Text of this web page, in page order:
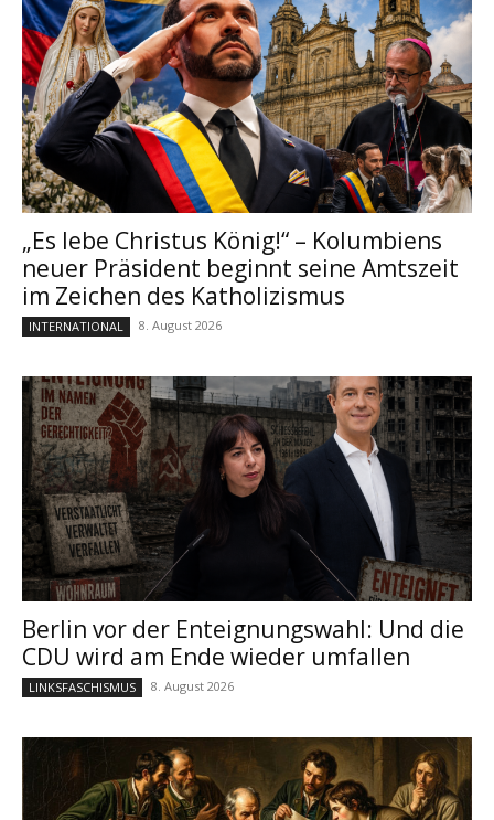
„Es lebe Christus König!“ – Kolumbiens
neuer Präsident beginnt seine Amtszeit
im Zeichen des Katholizismus
INTERNATIONAL 8. August 2026
Berlin vor der Enteignungswahl: Und die
CDU wird am Ende wieder umfallen
LINKSFASCHISMUS 8. August 2026